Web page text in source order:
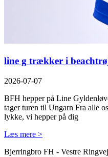
line g trækker i
2026-07-07
BFH hepper på Line
tager turen til Ungarn Fra alle
lykke, vi hepper på dig
Læs mere >
Bjerringbro FH - Vestre